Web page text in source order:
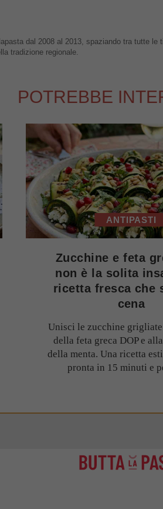
dal 2008 al 2013, spaziando tra tutte le
tradizione regionale.
POTREBBE
ANTIPASTI
Zucchine e feta
non è la solita
ricetta fresca che
cena
Unisci le zucchine
della feta greca DOP e
della menta. Una ricetta
pronta in 15 minuti e